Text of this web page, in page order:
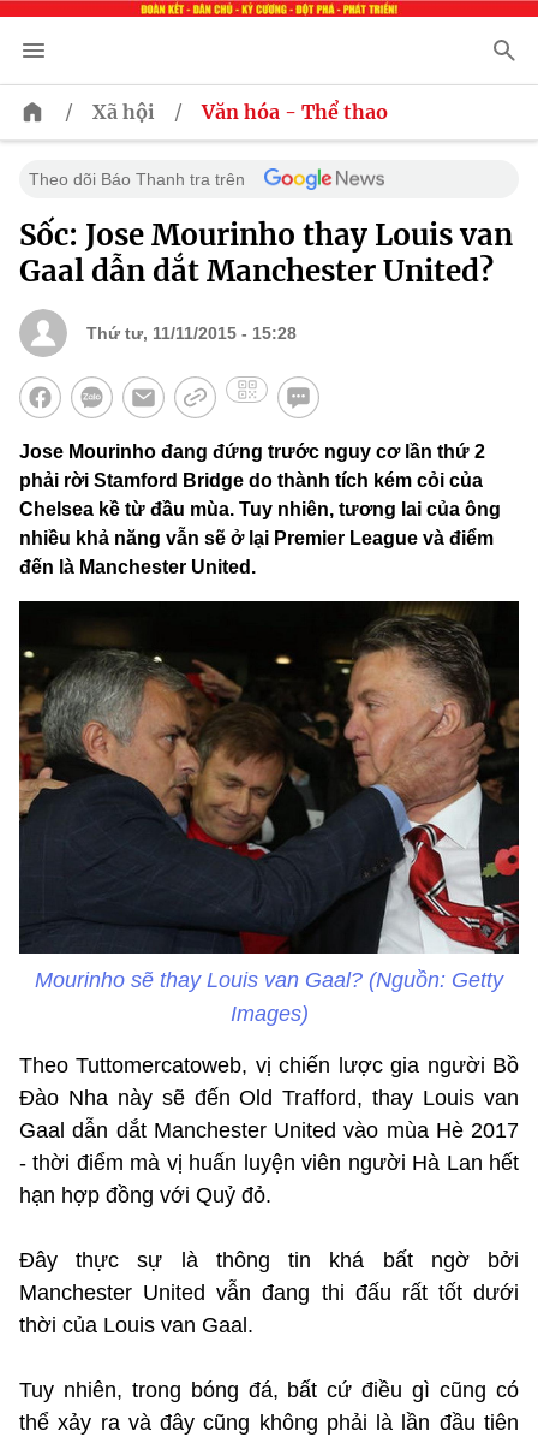
/ Xã hội / Văn hóa - Thể thao
Theo dõi Báo Thanh tra trên
Sốc: Jose Mourinho thay Louis van
Gaal dẫn dắt Manchester United?
Thứ tư, 11/11/2015 - 15:28
Jose Mourinho đang đứng trước nguy cơ lần thứ 2
phải rời Stamford Bridge do thành tích kém cỏi của
Chelsea kề từ đầu mùa. Tuy nhiên, tương lai của ông
nhiều khả năng vẫn sẽ ở lại Premier League và điểm
đến là Manchester United.
Mourinho sẽ thay Louis van Gaal? (Nguồn: Getty
Images)
Theo Tuttomercatoweb, vị chiến lược gia người Bồ
Đào Nha này sẽ đến Old Trafford, thay Louis van
Gaal dẫn dắt Manchester United vào mùa Hè 2017
- thời điểm mà vị huấn luyện viên người Hà Lan hết
hạn hợp đồng với Quỷ đỏ.
Đây thực sự là thông tin khá bất ngờ bởi
Manchester United vẫn đang thi đấu rất tốt dưới
thời của Louis van Gaal.
Tuy nhiên, trong bóng đá, bất cứ điều gì cũng có
thể xảy ra và đây cũng không phải là lần đầu tiên